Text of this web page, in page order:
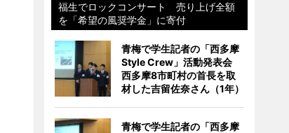
福生でロックコンサート 売り上げ全額
を「希望の風奨学金」に寄付
青梅で学生記者の「西多摩
Style Crew」活動発表会
西多摩8市町村の首長を取
材した吉留佐奈さん（1年）
青梅で学生記者の「西多摩